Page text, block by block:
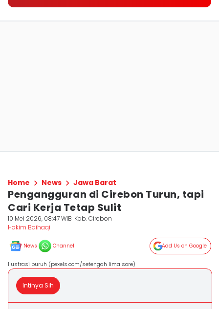
Home News Jawa Barat
Pengangguran di Cirebon Turun, tapi
Cari Kerja Tetap Sulit
10 Mei 2026, 08:47 WIB Kab. Cirebon
Hakim Baihaqi
News Channel Add Us on Google
Ilustrasi buruh (pexels.com/setengah lima sore)
Intinya Sih